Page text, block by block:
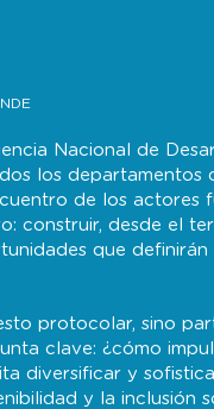
Nacional de
los departamentos
de los actores
construir, desde el
que
protocolar, sino
clave: ¿cómo
diversificar y
y la inclusión